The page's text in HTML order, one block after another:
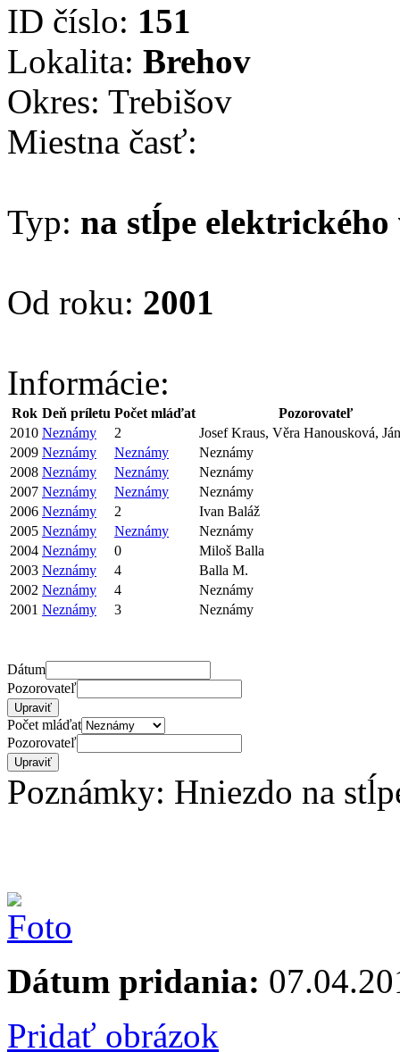
ID číslo: 151
Lokalita: Brehov
Okres: Trebišov
Miestna časť:
Typ: na stĺpe elektrického
Od roku: 2001
Informácie:
Rok Deň príletu Počet mláďat
Pozorovateľ
2010 Neznámy 2
Josef Kraus, Věra Hanousková,
2009 Neznámy Neznámy
Neznámy
2008 Neznámy Neznámy
Neznámy
2007 Neznámy Neznámy
Neznámy
2006 Neznámy 2
Ivan Baláž
2005 Neznámy Neznámy
Neznámy
2004 Neznámy 0
Miloš Balla
2003 Neznámy 4
Balla M.
2002 Neznámy 4
Neznámy
2001 Neznámy 3 Neznámy
Dátum
Pozorovateľ
Počet mláďat
Pozorovateľ
Poznámky: Hniezdo na
Dátum pridania:
Pridať obrázok